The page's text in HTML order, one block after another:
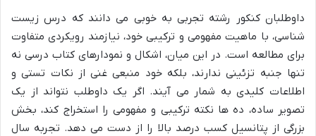
داوطلبان کنکور رشته تجربی به خوبی می دانند که درس زیست
شناسی، با ماهیت مفهومی و ترکیبی خود، نیازمند رویکردی متفاوت
برای مطالعه است. در این میان، اشکال و نمودارهای کتاب درسی نه
تنها جنبه تزئینی ندارند، بلکه خود منبعی غنی از نکات تستی و
اطلاعات کلیدی به شمار می آیند. اگر یک داوطلب نتواند از یک
تصویر ساده، ده ها نکته ترکیبی و مفهومی را استخراج کند، بخش
بزرگی از پتانسیل کسب درصد بالا را از دست می دهد. تجربه سال